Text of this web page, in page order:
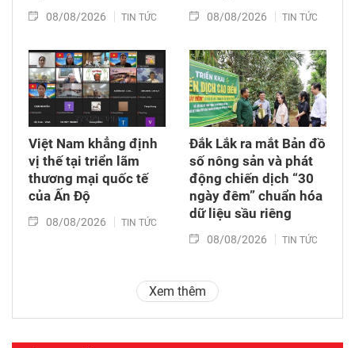
08/08/2026 TIN TỨC 08/08/2026 TIN TỨC
Việt Nam khẳng định
vị thế tại triển lãm
thương mại quốc tế
của Ấn Độ
08/08/2026 TIN TỨC
Đắk Lắk ra mắt Bản đồ
số nông sản và phát
động chiến dịch “30
ngày đêm” chuẩn hóa
dữ liệu sầu riêng
08/08/2026 TIN TỨC
Xem thêm